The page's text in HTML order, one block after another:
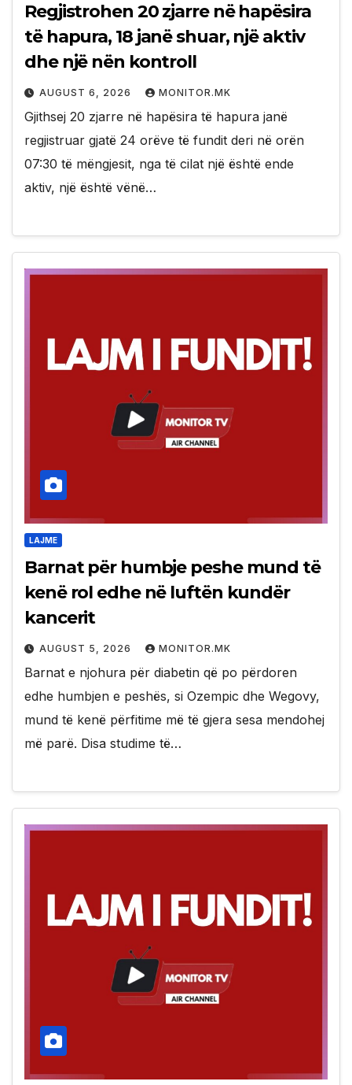
Regjistrohen 20 zjarre në hapësira
të hapura, 18 janë shuar, një aktiv
dhe një nën kontroll
AUGUST 6, 2026 MONITOR.MK
Gjithsej 20 zjarre në hapësira të hapura janë
regjistruar gjatë 24 orëve të fundit deri në orën
07:30 të mëngjesit, nga të cilat një është ende
aktiv, një është vënë…
LAJME
Barnat për humbje peshe mund të
kenë rol edhe në luftën kundër
kancerit
AUGUST 5, 2026 MONITOR.MK
Barnat e njohura për diabetin që po përdoren
edhe humbjen e peshës, si Ozempic dhe Wegovy,
mund të kenë përfitime më të gjera sesa mendohej
më parë. Disa studime të…